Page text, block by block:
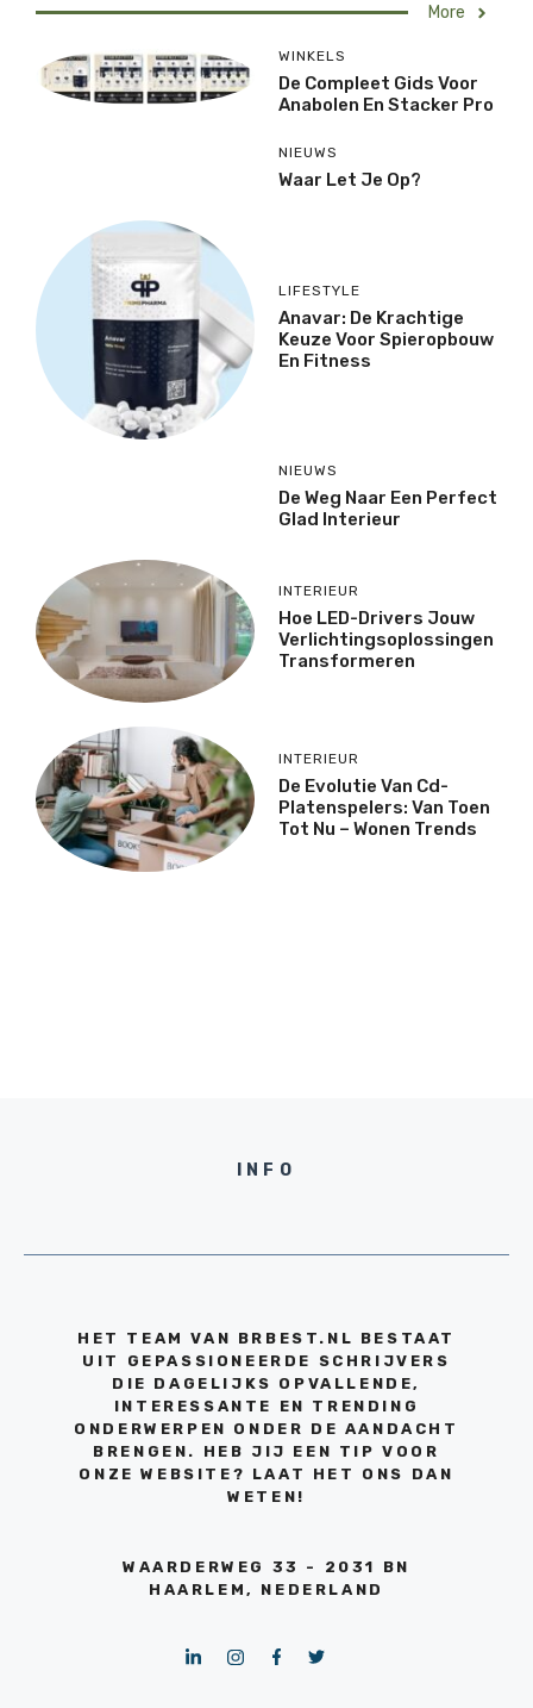
More
WINKELS
De Compleet Gids Voor
Anabolen En Stacker Pro
NIEUWS
Waar Let Je Op?
LIFESTYLE
Anavar: De Krachtige
Keuze Voor Spieropbouw
En Fitness
NIEUWS
De Weg Naar Een Perfect
Glad Interieur
INTERIEUR
Hoe LED-Drivers Jouw
Verlichtingsoplossingen
Transformeren
INTERIEUR
De Evolutie Van Cd-
Platenspelers: Van Toen
Tot Nu – Wonen Trends
INFO
HET TEAM VAN BRBEST.NL BESTAAT
UIT GEPASSIONEERDE SCHRIJVERS
DIE DAGELIJKS OPVALLENDE,
INTERESSANTE EN TRENDING
ONDERWERPEN ONDER DE AANDACHT
BRENGEN. HEB JIJ EEN TIP VOOR
ONZE WEBSITE? LAAT HET ONS DAN
WETEN!
WAARDERWEG 33 - 2031 BN
HAARLEM, NEDERLAND